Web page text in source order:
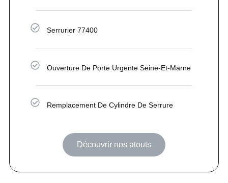
Serrurier 77400
Ouverture De Porte Urgente Seine-Et-Marne
Remplacement De Cylindre De Serrure
Découvrir nos atouts